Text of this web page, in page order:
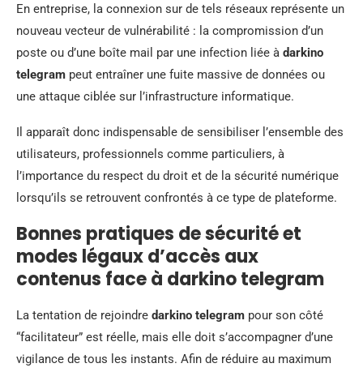
En entreprise, la connexion sur de tels réseaux représente un
nouveau vecteur de vulnérabilité : la compromission d’un
poste ou d’une boîte mail par une infection liée à darkino
telegram peut entraîner une fuite massive de données ou
une attaque ciblée sur l’infrastructure informatique.
Il apparaît donc indispensable de sensibiliser l’ensemble des
utilisateurs, professionnels comme particuliers, à
l’importance du respect du droit et de la sécurité numérique
lorsqu’ils se retrouvent confrontés à ce type de plateforme.
Bonnes pratiques de sécurité et
modes légaux d’accès aux
contenus face à darkino telegram
La tentation de rejoindre darkino telegram pour son côté
“facilitateur” est réelle, mais elle doit s’accompagner d’une
vigilance de tous les instants. Afin de réduire au maximum